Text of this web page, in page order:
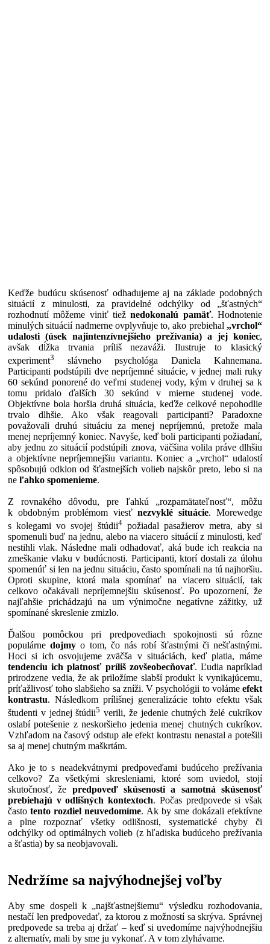
Keďže budúcu skúsenosť odhadujeme aj na základe podobných
situácií z minulosti, za pravidelné odchýlky od „šťastných“
rozhodnutí môžeme viniť tiežnedokonalú pamäť. Hodnotenie
minulých situácií nadmerne ovplyvňuje to, ako prebiehal „vrchol“
udalosti (úsek najintenzívnejšieho prežívania) a jej koniec,
avšak dĺžka trvania príliš nezaváži. Ilustruje to klasický
experiment3
slávneho psychológa Daniela Kahnemana.
Participanti podstúpili dve nepríjemné situácie, v jednej mali ruky
60 sekúnd ponorené do veľmi studenej vody, kým v druhej sa k
tomu pridalo ďalších 30 sekúnd v mierne studenej vode.
Objektívne bola horšia druhá situácia, keďže celkové nepohodlie
trvalo dlhšie. Ako však reagovali participanti? Paradoxne
považovali druhú situáciu za menej nepríjemnú, pretože mala
menej nepríjemný koniec. Navyše, keď boli participanti požiadaní,
aby jednu zo situácií podstúpili znova, väčšina volila práve dlhšiu
a objektívne nepríjemnejšiu variantu. Koniec a „vrchol“ udalostí
spôsobujú odklon od šťastnejších volieb najskôr preto, lebo si na
ne ľahko spomenieme.
Z rovnakého dôvodu, pre ľahkú „rozpamätateľnosť“, môžu
k obdobným problémom viesťnezvyklé situácie. Morewedge
s kolegami vo svojej štúdii4 požiadal pasažierov metra, aby si
spomenuli buď na jednu, alebo na viacero situácií z minulosti, keď
nestihli vlak. Následne mali odhadovať, aká bude ich reakcia na
zmeškanie vlaku v budúcnosti. Participanti, ktorí dostali za úlohu
spomenúť si len na jednu situáciu, často spomínali na tú najhoršiu.
Oproti skupine, ktorá mala spomínať na viacero situácií, tak
celkovo očakávali nepríjemnejšiu skúsenosť. Po upozornení, že
najľahšie prichádzajú na um výnimočne negatívne zážitky, už
spomínané skreslenie zmizlo.
Ďalšou pomôckou pri predpovediach spokojnosti sú rôzne
populárnedojmy o tom, čo nás robí šťastnými či nešťastnými.
Hoci si ich osvojujeme zväčša v situáciách, keď platia, máme
tendenciu ich platnosť príliš zovšeobecňovať. Ľudia napríklad
prirodzene vedia, že ak priložíme slabší produkt k vynikajúcemu,
príťažlivosť toho slabšieho sa zníži. V psychológii to voláme efekt
kontrastu. Následkom prílišnej generalizácie tohto efektu však
študenti v jednej štúdii5 verili, že jedenie chutných želé cukríkov
oslabí potešenie z neskoršieho jedenia menej chutných cukríkov.
Vzhľadom na časový odstup ale efekt kontrastu nenastal a potešili
sa aj menej chutným maškrtám.
Ako je to s neadekvátnymi predpoveďami budúceho prežívania
celkovo? Za všetkými skresleniami, ktoré som uviedol, stojí
skutočnosť, že predpoveď skúsenosti a samotná skúsenosť
prebiehajú v odlišných kontextoch. Počas predpovede si však
častotento rozdiel neuvedomíme. Ak by sme dokázali efektívne
a plne rozpoznať všetky odlišnosti, systematické chyby či
odchýlky od optimálnych volieb (z hľadiska budúceho prežívania
a šťastia) by sa neobjavovali.
Nedržíme sa najvýhodnejšej voľby
Aby sme dospeli k „najšťastnejšiemu“ výsledku rozhodovania,
nestačí len predpovedať, za ktorou z možností sa skrýva. Správnej
predpovede sa treba aj držať – keď si uvedomíme najvýhodnejšiu
z alternatív, mali by sme ju vykonať. A v tom zlyhávame.